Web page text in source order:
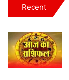
Recent